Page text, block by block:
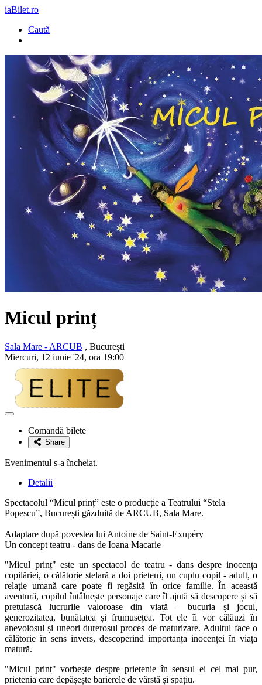
iaBilet.ro
Caută
Micul prinț
Sala Mare - ARCUB , București
Miercuri, 12 iunie '24, ora 19:00
Adaugă
favoriteComandă bilete
Share
Evenimentul s-a încheiat.
Detalii
Spectacolul “Micul prinț” este o producție a Teatrului “Stela
Popescu”, București găzduită de ARCUB, Sala Mare.
Adaptare după povestea lui Antoine de Saint-Exupéry
Un concept teatru - dans de Ioana Macarie
"Micul prinț" este un spectacol de teatru - dans despre inocența
copilăriei, o călătorie stelară a doi prieteni, un cuplu copil - adult, o
relație umană care poate fi regăsită în orice familie. În această
aventură, copilul întâlnește personaje care îl ajută să descopere și să
prețuiască lucrurile valoroase din viață – bucuria și jocul,
generozitatea, bunătatea și frumusețea. Tot ele îi vor călăuzi în
anevoiosul și uneori durerosul proces de maturizare. Adultul face o
călătorie în sens invers, descoperind importanța inocenței în viața
matură.
"Micul prinț" vorbește despre prietenie în sensul ei cel mai pur,
prietenia care depășește barierele de vârstă și spațiu.